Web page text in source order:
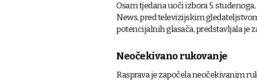
Osam tjedana uoči izbora 5.
News, pred televizijskim
potencijalnih glasača, predstavljala je
Neočekivano rukovanje
Rasprava je započela neočekivanim